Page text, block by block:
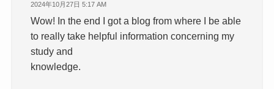
2024年10月27日 5:17 AM
Wow! In the end I got a blog from where I be able
to really take helpful information concerning my
study and
knowledge.